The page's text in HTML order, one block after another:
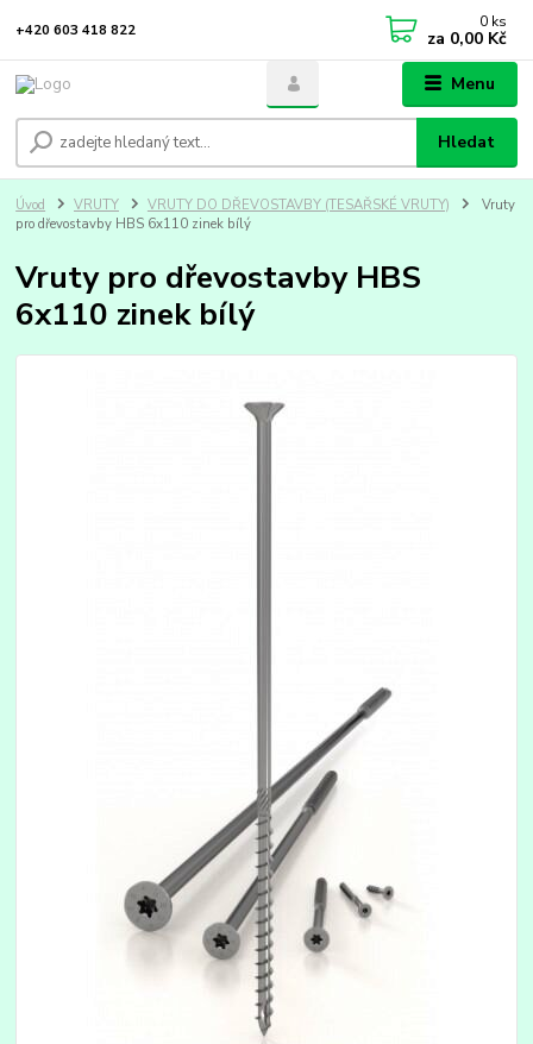
Menu
Hledat
+420 603 418 822 0 ks
za 0,00 Kč
Úvod VRUTY VRUTY DO DŘEVOSTAVBY (TESAŘSKÉ VRUTY)
Vruty
pro dřevostavby HBS 6x110 zinek bílý
Vruty pro dřevostavby HBS
6x110 zinek bílý